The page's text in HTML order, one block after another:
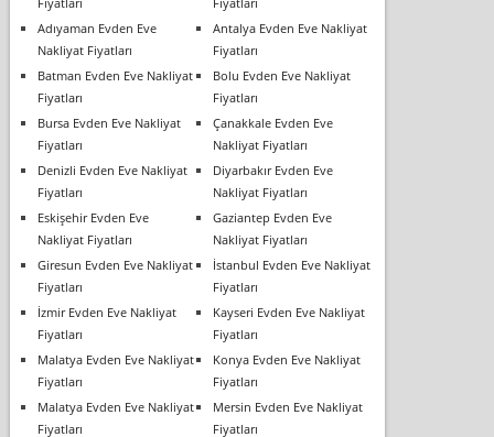
Adıyaman Evden Eve
Nakliyat Fiyatları
Antalya Evden Eve Nakliyat
Fiyatları
Batman Evden Eve Nakliyat
Fiyatları
Bolu Evden Eve Nakliyat
Fiyatları
Bursa Evden Eve Nakliyat
Fiyatları
Çanakkale Evden Eve
Nakliyat Fiyatları
Denizli Evden Eve Nakliyat
Fiyatları
Diyarbakır Evden Eve
Nakliyat Fiyatları
Eskişehir Evden Eve
Nakliyat Fiyatları
Gaziantep Evden Eve
Nakliyat Fiyatları
Giresun Evden Eve Nakliyat
Fiyatları
İstanbul Evden Eve Nakliyat
Fiyatları
İzmir Evden Eve Nakliyat
Fiyatları
Kayseri Evden Eve Nakliyat
Fiyatları
Malatya Evden Eve Nakliyat
Fiyatları
Konya Evden Eve Nakliyat
Fiyatları
Malatya Evden Eve Nakliyat
Fiyatları
Mersin Evden Eve Nakliyat
Fiyatları